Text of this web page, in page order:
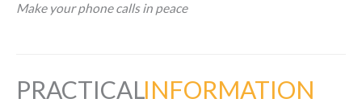
Make your phone calls in peace
PRACTICALINFORMATION